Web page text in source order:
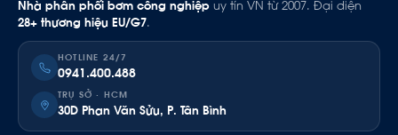
Nhà phân phối bơm công nghiệp uy tín VN từ 2007. Đại diện
28+ thương hiệu EU/G7.
HOTLINE 24/7
0941.400.488
TRỤ SỞ · HCM
30D Phan Văn Sửu, P. Tân Bình